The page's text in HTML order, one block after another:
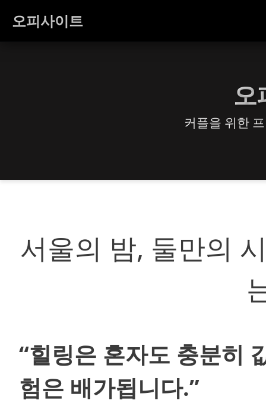
오피사이트
오
커플을 위한
서울의 밤, 둘만의
“힐링은 혼자도 충분히
험은 배가됩니다.”